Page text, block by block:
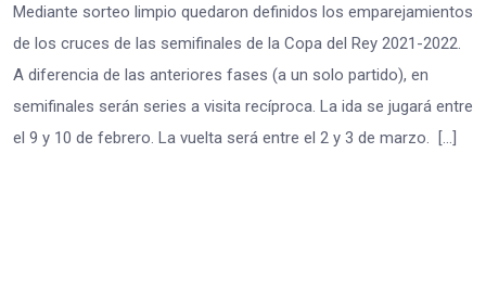
Mediante sorteo limpio quedaron definidos los emparejamientos
de los cruces de las semifinales de la Copa del Rey 2021-2022.
A diferencia de las anteriores fases (a un solo partido), en
semifinales serán series a visita recíproca. La ida se jugará entre
el 9 y 10 de febrero. La vuelta será entre el 2 y 3 de marzo. […]